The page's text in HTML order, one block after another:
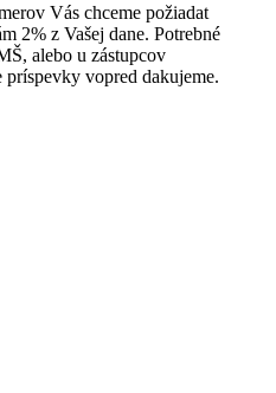
Vás chceme požiadat
2% z Vašej dane. Potrebné
alebo u zástupcov
príspevky vopred dakujeme.